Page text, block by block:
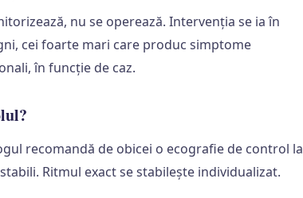
nu se operează. Intervenția se ia în
cei foarte mari care produc simptome
în funcție de caz.
recomandă de obicei o ecografie de control la
Ritmul exact se stabilește individualizat.